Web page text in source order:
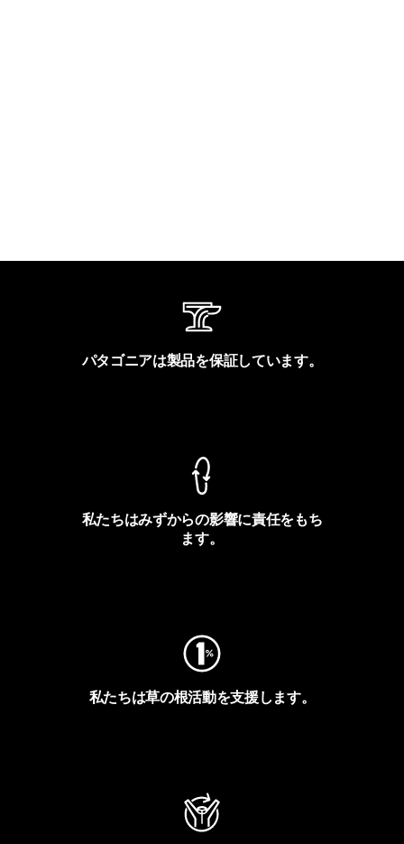
パタゴニアは製品を保証しています。
私たちはみずからの影響に責任をもち
ます。
私たちは草の根活動を支援します。